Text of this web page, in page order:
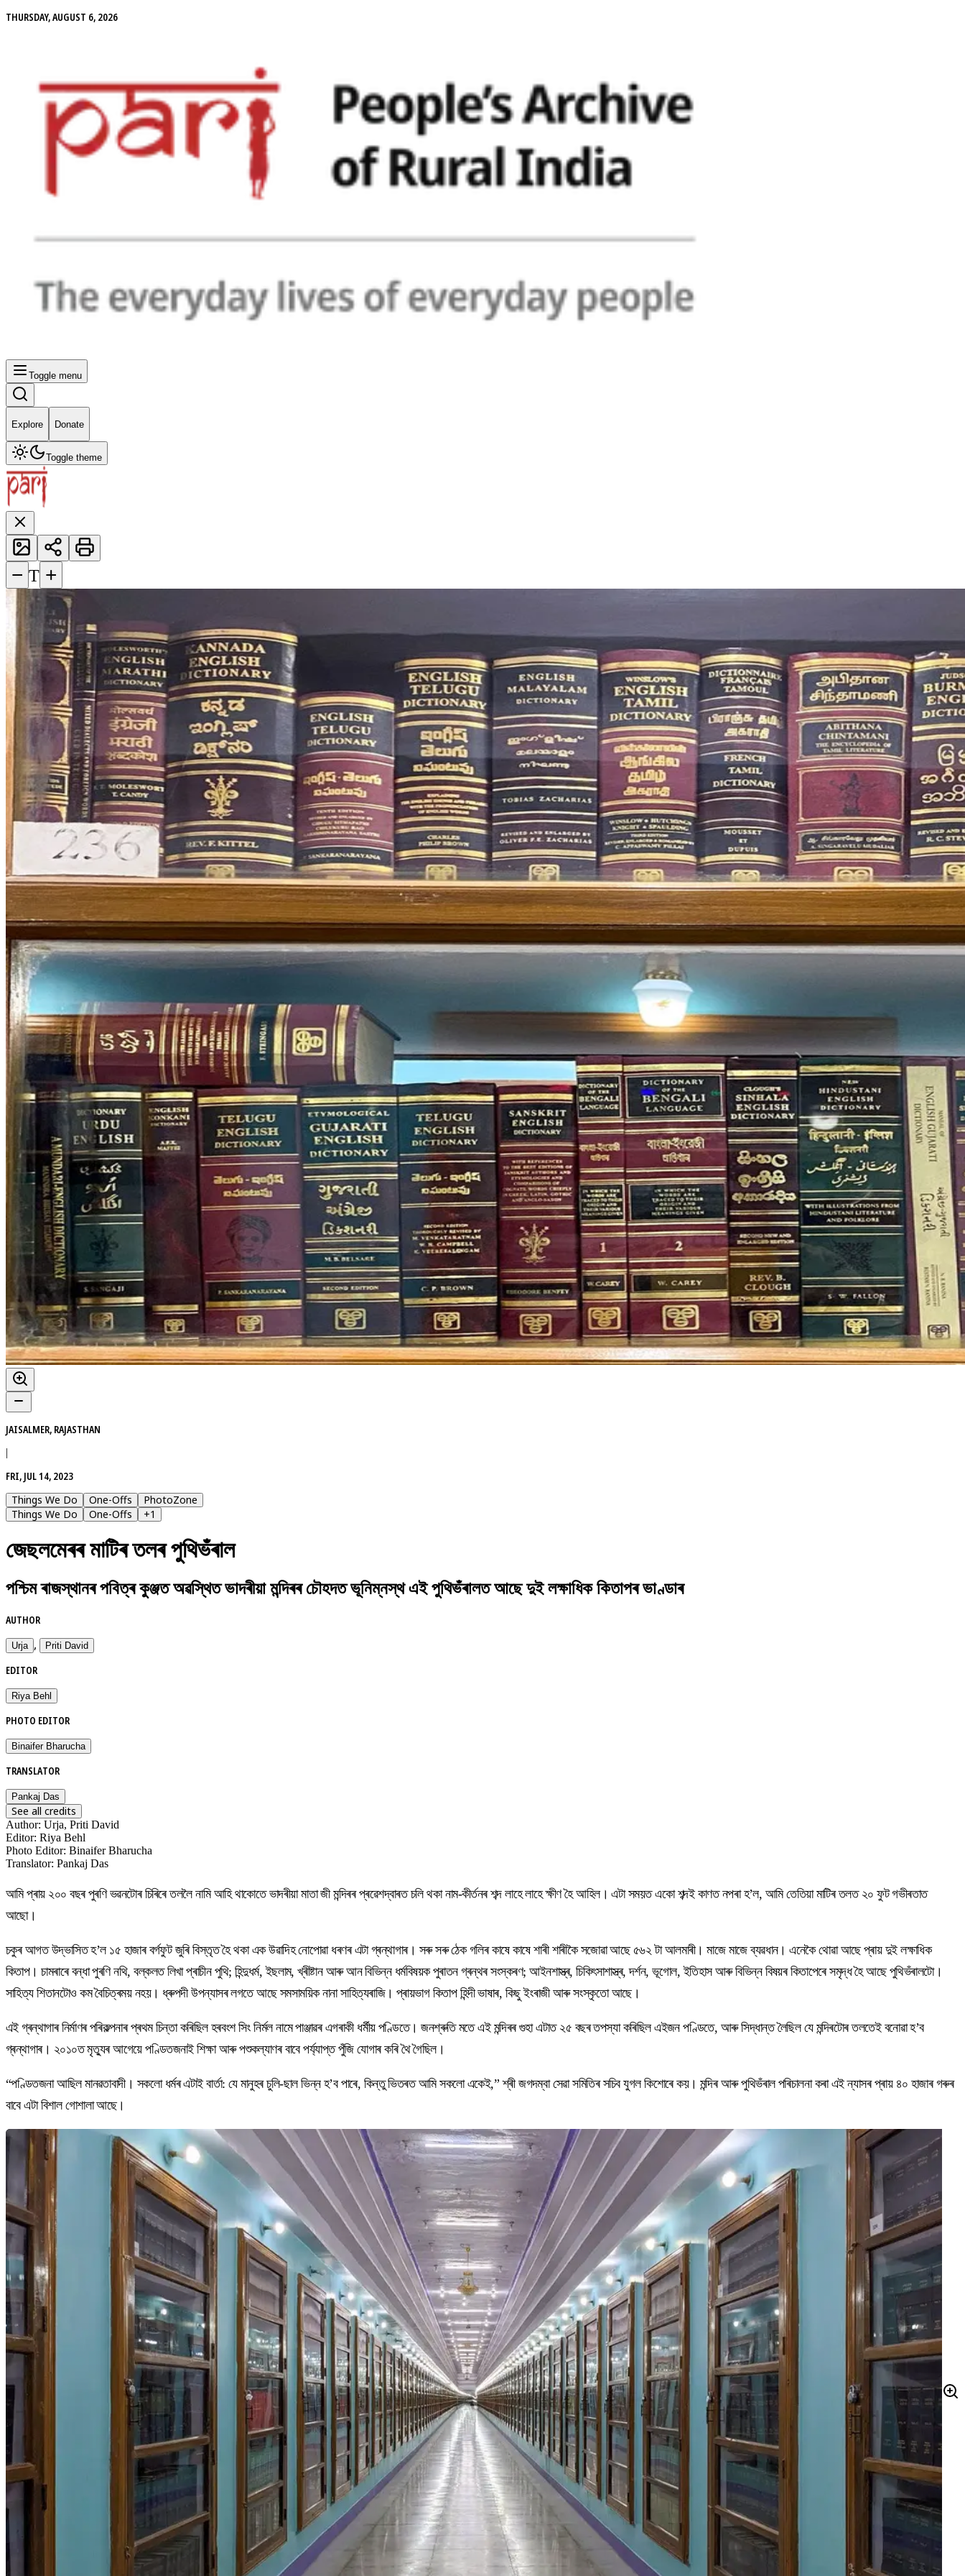
THURSDAY, AUGUST 6, 2026
Toggle menu
Explore Donate
Toggle theme
− T +
JAISALMER, RAJASTHAN
|
FRI, JUL 14, 2023
Things We Do
One-Offs
PhotoZone
Things We Do
One-Offs +1
জেছলমেৰৰ মাটিৰ তলৰ পুথিভঁৰাল
পশ্চিম ৰাজস্থানৰ পবিত্ৰ কুঞ্জত অৱস্থিত ভাদৰীয়া মন্দিৰৰ চৌহদত ভূনিম্নস্থ এই পুথিভঁৰালত আছে দুই লক্ষাধিক কিতাপৰ ভাণ্ডাৰ
AUTHOR
Urja , Priti David
EDITOR
Riya Behl
PHOTO EDITOR
Binaifer Bharucha
TRANSLATOR
Pankaj Das
See all credits
Author: Urja, Priti David
Editor: Riya Behl
Photo Editor: Binaifer Bharucha
Translator: Pankaj Das
আমি প্ৰায় ২০০ বছৰ পুৰণি ভৱনটোৰ চিৰিৰে তললৈ নামি আহি থাকোতে ভাদৰীয়া মাতা জী মন্দিৰৰ প্ৰৱেশদ্বাৰত চলি থকা নাম-কীৰ্তনৰ শব্দ লাহে লাহে ক্ষীণ হৈ আহিল। এটা সময়ত একো শব্দই কাণত নপৰা হ’ল, আমি তেতিয়া মাটিৰ তলত ২০ ফুট গভীৰতাত
আছো।
চকুৰ আগত উদ্ভাসিত হ’ল ১৫ হাজাৰ বৰ্গফুট জুৰি বিস্তৃত হৈ থকা এক উৱাদিহ নোপোৱা ধৰণৰ এটা গ্ৰন্থাগাৰ। সৰু সৰু ঠেক গলিৰ কাষে কাষে শাৰী শাৰীকৈ সজোৱা আছে ৫৬২ টা আলমাৰী। মাজে মাজে ব্যৱধান। এনেকৈ থোৱা আছে প্ৰায় দুই লক্ষাধিক
কিতাপ। চামৰাৰে বন্ধা পুৰণি নথি, বল্কলত লিখা প্ৰাচীন পুথি; হিন্দুধৰ্ম, ইছলাম, খ্ৰীষ্টান আৰু আন বিভিন্ন ধৰ্মবিষয়ক পুৰাতন গ্ৰন্থৰ সংস্কৰণ; আইনশাস্ত্ৰ, চিকিৎসাশাস্ত্ৰ, দৰ্শন, ভূগোল, ইতিহাস আৰু বিভিন্ন বিষয়ৰ কিতাপেৰে সমৃদ্ধ হৈ আছে পুথিভঁৰালটো।
সাহিত্য শিতানটোও কম বৈচিত্ৰময় নহয়। ধ্ৰুপদী উপন্যাসৰ লগতে আছে সমসাময়িক নানা সাহিত্যৰাজি। প্ৰায়ভাগ কিতাপ হিন্দী ভাষাৰ, কিছু ইংৰাজী আৰু সংস্কৃতো আছে।
এই গ্ৰন্থাগাৰ নিৰ্মাণৰ পৰিকল্পনাৰ প্ৰথম চিন্তা কৰিছিল হৰবংশ সিং নিৰ্মল নামে পাঞ্জাৱৰ এগৰাকী ধৰ্মীয় পণ্ডিতে। জনশ্ৰুতি মতে এই মন্দিৰৰ গুহা এটাত ২৫ বছৰ তপস্যা কৰিছিল এইজন পণ্ডিতে, আৰু সিদ্ধান্ত লৈছিল যে মন্দিৰটোৰ তলতেই বনোৱা হ’ব
গ্ৰন্থাগাৰ। ২০১০ত মৃত্যুৰ আগেয়ে পণ্ডিতজনাই শিক্ষা আৰু পশুকল্যাণৰ বাবে পৰ্য্যাপ্ত পুঁজি যোগাৰ কৰি থৈ গৈছিল।
“পণ্ডিতজনা আছিল মানৱতাবাদী। সকলো ধৰ্মৰ এটাই বাৰ্তা: যে মানুহৰ চুলি-ছাল ভিন্ন হ’ব পাৰে, কিন্তু ভিতৰত আমি সকলো একেই,” শ্ৰী জগদম্বা সেৱা সমিতিৰ সচিব যুগল কিশোৰে কয়। মন্দিৰ আৰু পুথিভঁৰাল পৰিচালনা কৰা এই ন্যাসৰ প্ৰায় ৪০ হাজাৰ গৰুৰ
বাবে এটা বিশাল গোশালা আছে।